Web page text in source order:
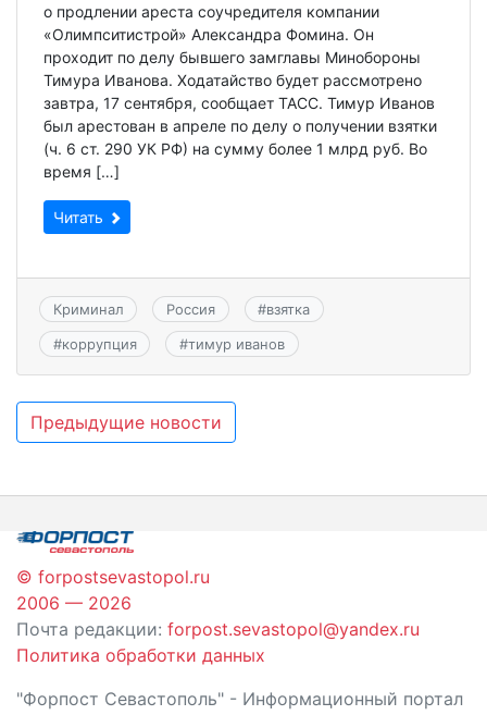
о продлении ареста соучредителя компании
«Олимпситистрой» Александра Фомина. Он
проходит по делу бывшего замглавы Минобороны
Тимура Иванова. Ходатайство будет рассмотрено
завтра, 17 сентября, сообщает ТАСС. Тимур Иванов
был арестован в апреле по делу о получении взятки
(ч. 6 ст. 290 УК РФ) на сумму более 1 млрд руб. Во
время […]
Читать
Криминал Россия #взятка
#коррупция #тимур иванов
Навигация
записям
Предыдущие новости
© forpostsevastopol.ru
2006 — 2026
Почта редакции: forpost.sevastopol@yandex.ru
Политика обработки данных
"Форпост Севастополь" - Информационный портал